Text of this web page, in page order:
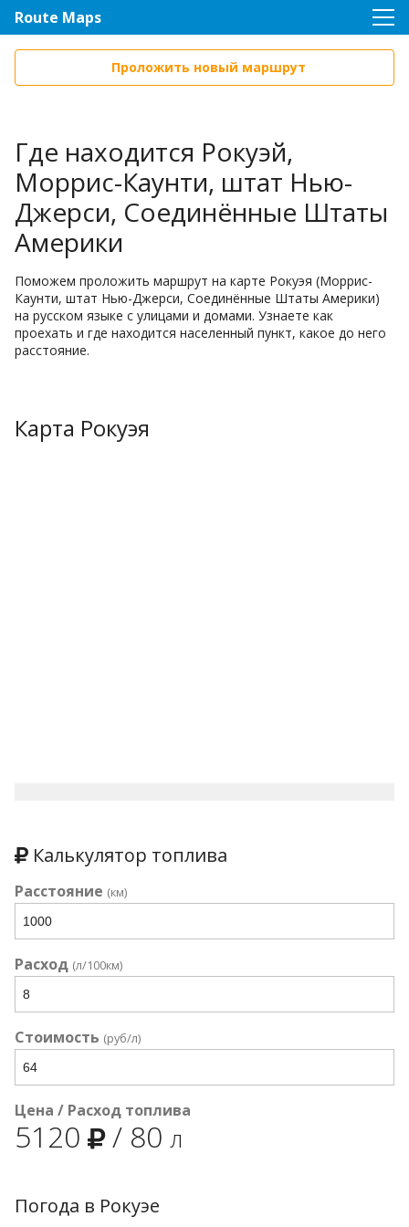
Route Maps
Проложить новый маршрут
Где находится Рокуэй,
Моррис-Каунти, штат Нью-
Джерси, Соединённые Штаты
Америки
Поможем проложить маршрут на карте Рокуэя (Моррис-
Каунти, штат Нью-Джерси, Соединённые Штаты Америки)
на русском языке с улицами и домами. Узнаете как
проехать и где находится населенный пункт, какое до него
расстояние.
Карта Рокуэя
Калькулятор топлива
Расстояние (км)
Расход (л/100км)
Стоимость (руб/л)
Цена / Расход топлива
5120 / 80 л
Погода в Рокуэе